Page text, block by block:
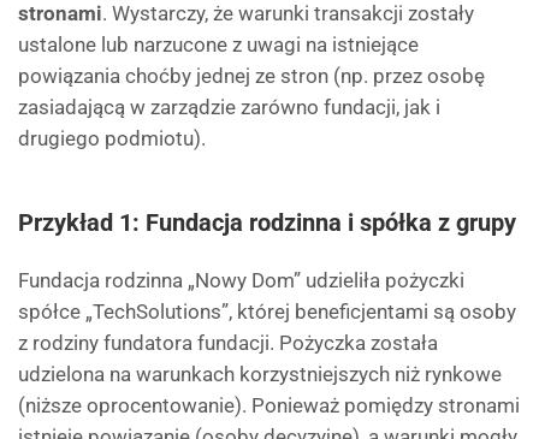
stronami. Wystarczy, że warunki transakcji zostały
ustalone lub narzucone z uwagi na istniejące
powiązania choćby jednej ze stron (np. przez osobę
zasiadającą w zarządzie zarówno fundacji, jak i
drugiego podmiotu).
Przykład 1: Fundacja rodzinna i spółka z grupy
Fundacja rodzinna „Nowy Dom” udzieliła pożyczki
spółce „TechSolutions”, której beneficjentami są osoby
z rodziny fundatora fundacji. Pożyczka została
udzielona na warunkach korzystniejszych niż rynkowe
(niższe oprocentowanie). Ponieważ pomiędzy stronami